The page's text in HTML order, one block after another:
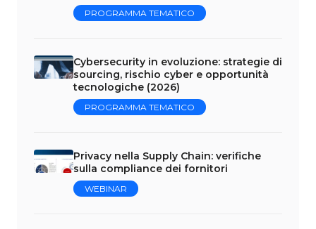
PROGRAMMA TEMATICO
Cybersecurity in evoluzione: strategie di
sourcing, rischio cyber e opportunità
tecnologiche (2026)
PROGRAMMA TEMATICO
Privacy nella Supply Chain: verifiche
sulla compliance dei fornitori
WEBINAR